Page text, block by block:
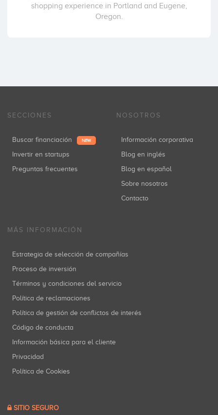
shopping experience in Portland and Eugene,
Oregon.
SECCIONES
Buscar financiación NEW
Invertir en startups
Preguntas frecuentes
NOSOTROS
Información corporativa
Blog en inglés
Blog en español
Sobre nosotros
Contacto
MÁS INFORMACIÓN
Estrategia de selección de compañías
Proceso de inversión
Términos y condiciones del servicio
Política de reclamaciones
Política de gestión de conflictos de interés
Código de conducta
Información básica para el cliente
Privacidad
Política de Cookies
SITIO SEGURO